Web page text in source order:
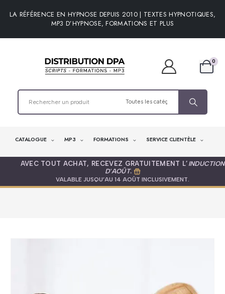
LA RÉFÉRENCE EN HYPNOSE DEPUIS 2010 | TEXTES HYPNOTIQUES,
MP3 D’HYPNOSE, FORMATIONS ET PLUS
0
CATALOGUE MP3 FORMATIONS SERVICE CLIENTÈLE
AVEC TOUT ACHAT, RECEVEZ GRATUITEMENT L’ INDUCTION
D'AOÛT.
VALABLE JUSQU’AU 14 AOÛT INCLUSIVEMENT.